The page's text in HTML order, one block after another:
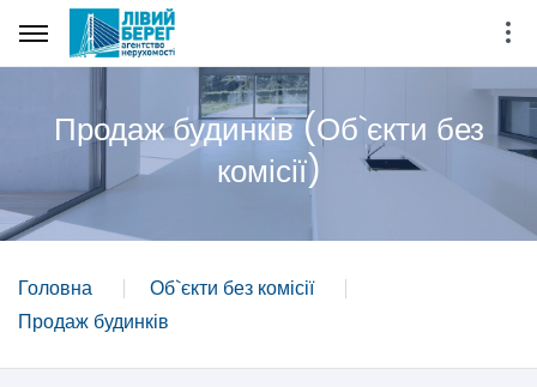
Продаж будинків (Об`єкти без
комісії)
Головна
Об`єкти без комісії
Продаж будинків